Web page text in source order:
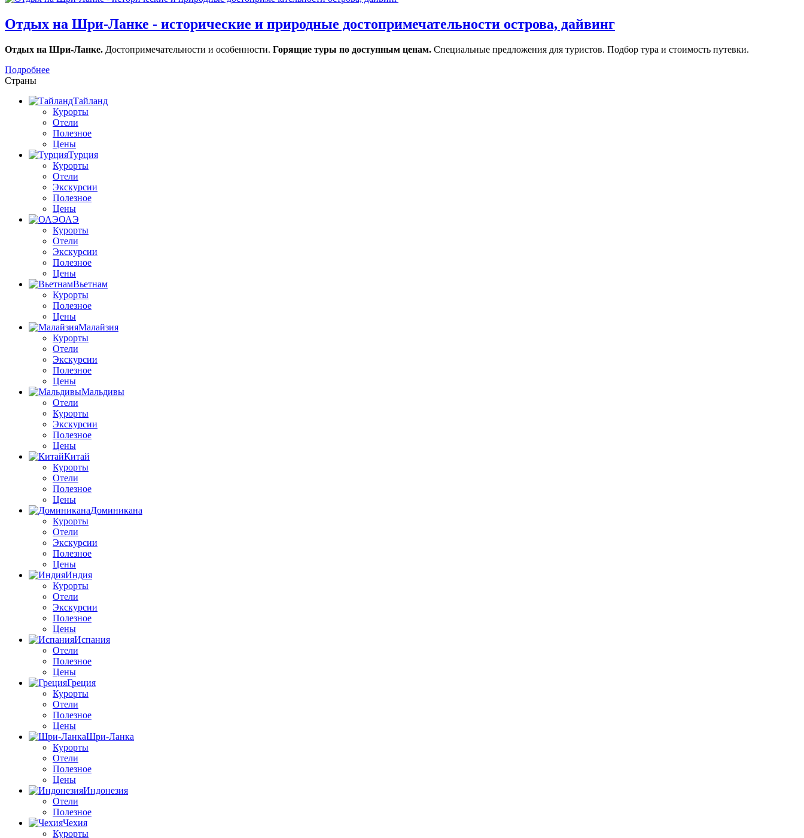
Отдых на Шри-Ланке - исторические и природные достопримечательности острова, дайвинг
Отдых на Шри-Ланке. Достопримечательности и особенности. Горящие туры по доступным ценам. Специальные предложения для туристов. Подбор тура и стоимость путевки.
Подробнее
Страны
Тайланд
Курорты
Отели
Полезное
Цены
Турция
Курорты
Отели
Экскурсии
Полезное
Цены
ОАЭ
Курорты
Отели
Экскурсии
Полезное
Цены
Вьетнам
Курорты
Полезное
Цены
Малайзия
Курорты
Отели
Экскурсии
Полезное
Цены
Мальдивы
Отели
Курорты
Экскурсии
Полезное
Цены
Китай
Курорты
Отели
Полезное
Цены
Доминикана
Курорты
Отели
Экскурсии
Полезное
Цены
Индия
Курорты
Отели
Экскурсии
Полезное
Цены
Испания
Отели
Полезное
Цены
Греция
Курорты
Отели
Полезное
Цены
Шри-Ланка
Курорты
Отели
Полезное
Цены
Индонезия
Отели
Полезное
Чехия
Курорты